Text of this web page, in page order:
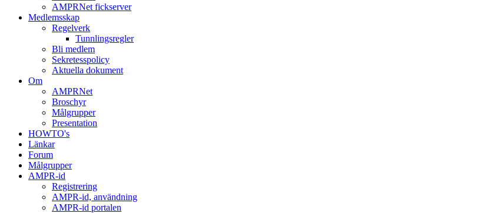
AMPRNet fickserver
Medlemsskap
Regelverk
Tunnlingsregler
Bli medlem
Sekretesspolicy
Aktuella dokument
Om
AMPRNet
Broschyr
Målgrupper
Presentation
HOWTO's
Länkar
Forum
Målgrupper
AMPR-id
Registrering
AMPR-id, användning
AMPR-id portalen